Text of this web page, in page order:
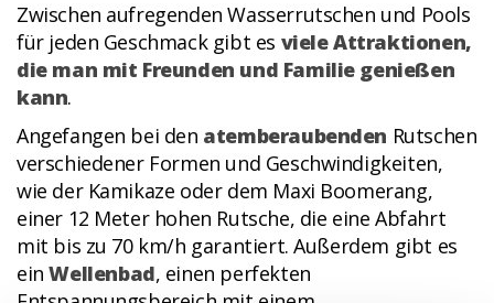
Zwischen aufregenden Wasserrutschen und Pools
für jeden Geschmack gibt es viele Attraktionen,
die man mit Freunden und Familie genießen
kann.
Angefangen bei den atemberaubenden Rutschen
verschiedener Formen und Geschwindigkeiten,
wie der Kamikaze oder dem Maxi Boomerang,
einer 12 Meter hohen Rutsche, die eine Abfahrt
mit bis zu 70 km/h garantiert. Außerdem gibt es
einWellenbad, einen perfekten